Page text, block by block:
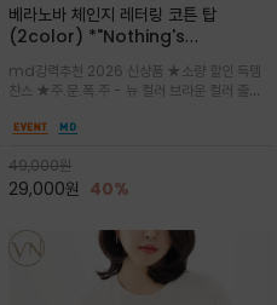
베라노바 체인지 레터링 코튼 탑
(2color) *"Nothing's
도 일어나지않는것/감각적인 레터링 프
린팅이 돋보이는 베라노바 티셔츠
md강력추천 2026 신상품 ★소량 할인 득템
찬스 ★주.문.폭.주 - 뉴 컬러 브라운 컬러 출시~
무드를 만들고 기본 베이스의 컬러감이라 출근시
럽고 유연한 코튼 소재로 편안
49,000원
29,000원 40%